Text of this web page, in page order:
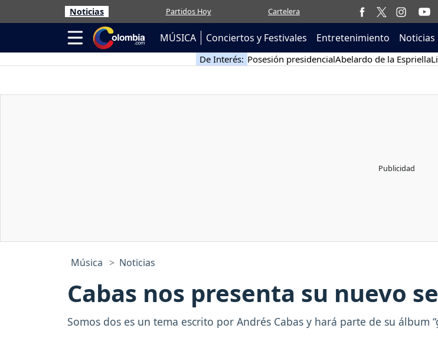
Noticias Partidos Hoy Cartelera
MÚSICA Conciertos y Festivales Entretenimiento Noticias
De Interés: Posesión presidencialAbelardo de la Espriella
Música Noticias
Cabas nos presenta su nuevo
Somos dos es un tema escrito por Andrés Cabas y hará parte de su álbum